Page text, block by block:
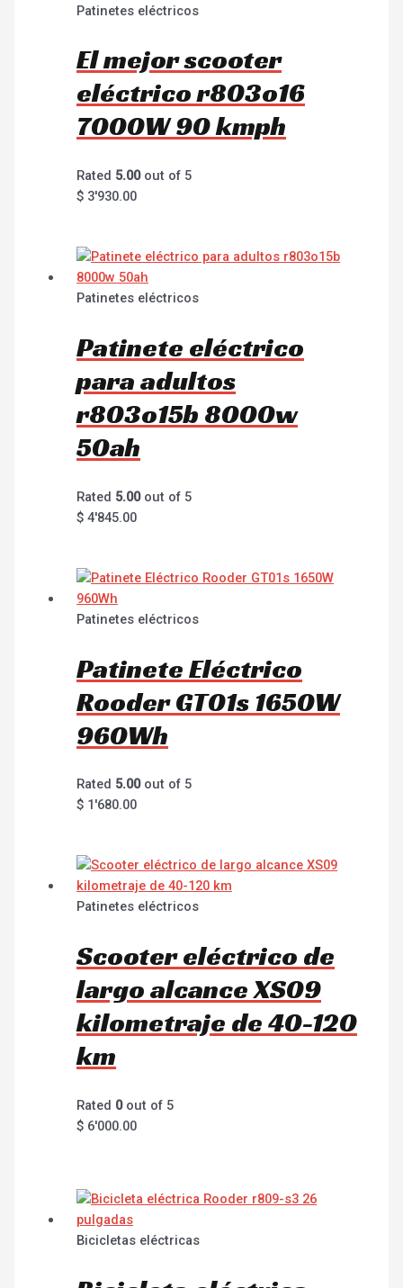
Patinetes eléctricos
El mejor scooter
eléctrico r803o16
7000W 90 kmph
Rated 5.00out of 5
$ 3'930.00
Patinetes eléctricos
Patinete eléctrico
para adultos
r803o15b 8000w
50ah
Rated 5.00out of 5
$ 4'845.00
Patinetes eléctricos
Patinete Eléctrico
Rooder GT01s 1650W
960Wh
Rated 5.00out of 5
$ 1'680.00
Patinetes eléctricos
Scooter eléctrico de
largo alcance XS09
kilometraje de 40-120
km
Rated 0out of 5
$ 6'000.00
Bicicletas eléctricas